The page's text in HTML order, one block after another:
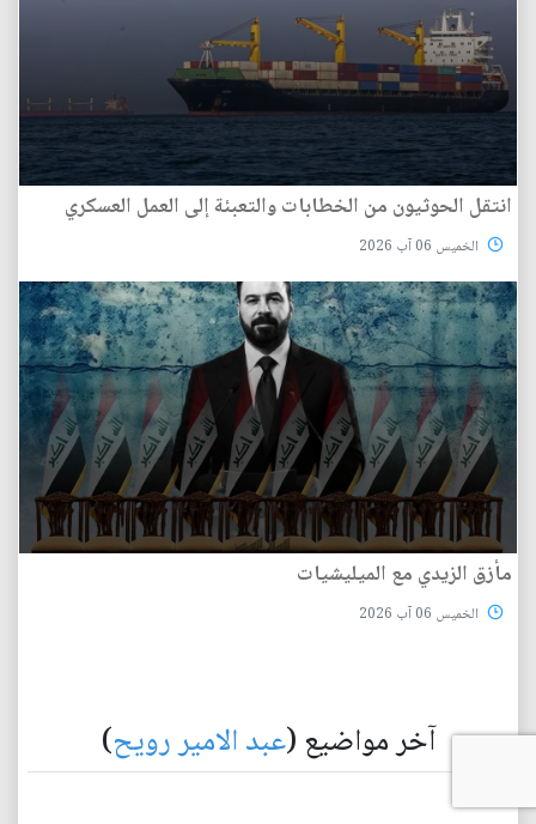
انتقل الحوثيون من الخطابات والتعبئة إلى العمل العسكري
الخميس 06 آب 2026
مأزق الزيدي مع الميليشيات
الخميس 06 آب 2026
آخر مواضيع (عبد الامير رويح)